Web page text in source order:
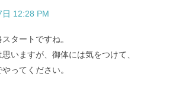
12:28 PM
タートですね。
いますが、御体には気をつけて、
ってください。